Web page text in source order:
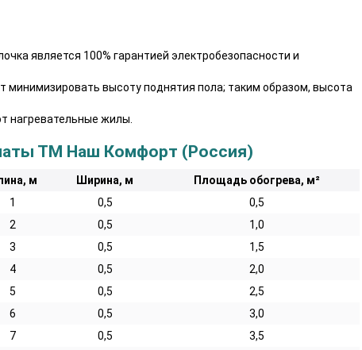
является 100% гарантией электробезопасности и
высоту поднятия пола; таким образом, высота
нагревательные жилы.
ТМ Наш Комфорт (Россия)
м Ширина, м
Площадь обогрева, м²
1 0,5
0,5
2 0,5
1,0
3 0,5
1,5
4 0,5
2,0
5 0,5
2,5
6 0,5
3,0
7 0,5
3,5